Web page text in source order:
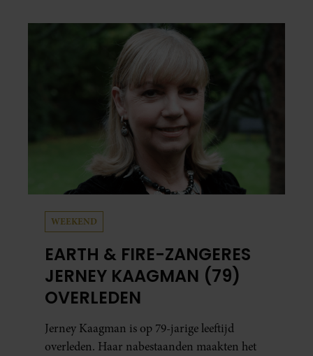
vaker schaamt zodra ze samen onder de
WEEKEND
EARTH & FIRE-ZANGERES
JERNEY KAAGMAN (79)
OVERLEDEN
Jerney Kaagman is op 79-jarige leeftijd
overleden. Haar nabestaanden maakten het